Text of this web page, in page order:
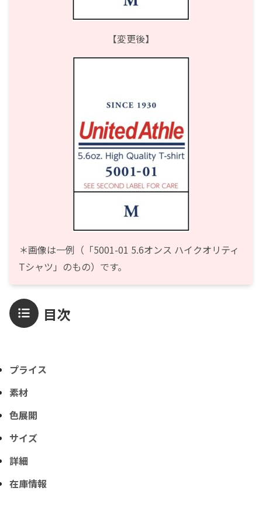
【変更後】
＊画像は一例（「5001-01 5.6オンス ハイクオリティ
Tシャツ」のもの）です。
目次
プライス
素材
色展開
サイズ
詳細
在庫情報